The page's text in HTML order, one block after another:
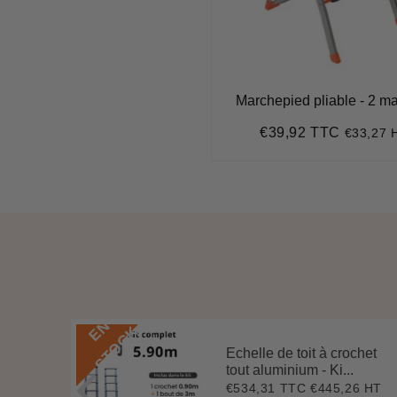
Marchepied pliable - 2
Prix
€39,92 TTC €39,92
€33,27
E
N
S
T
O
C
K
Echelle de toit à crochet
tout aluminium - Ki...
Prix
€534,31 TTC €534,31
€445,26 HT